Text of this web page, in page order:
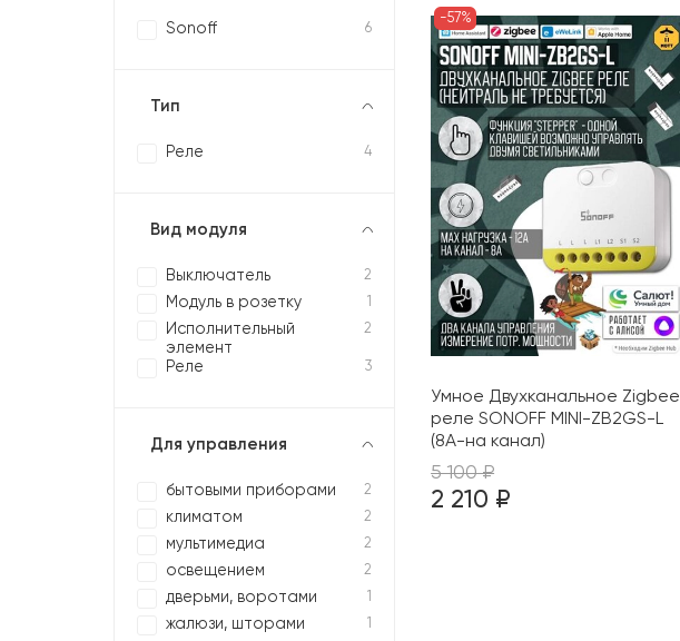
-57%
Умное Двухканальное Zigbee
реле SONOFF MINI-ZB2GS-L
(8А-на канал)
5 100 ₽
2 210 ₽
Sonoff 6
Тип
Реле 4
Вид модуля
Выключатель 2
Модуль в розетку 1
Исполнительный
элемент
2
Реле 3
Для управления
бытовыми приборами 2
климатом 2
мультимедиа 2
освещением 2
дверьми, воротами 1
жалюзи, шторами 1